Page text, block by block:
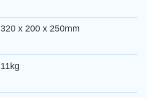
320 x 200 x 250mm
11kg